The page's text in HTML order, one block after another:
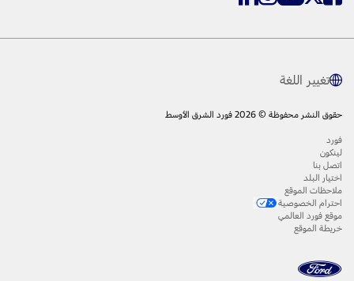
تغيير اللغة
حقوق النشر محفوظة © 2026 فورد الشرق الأوسط
فورد
لينكون
اتصل بنا
اختيار البلد
ملاحظات الموقع
احترام الخصوصية
موقع فورد العالمي
خريطة الموقع